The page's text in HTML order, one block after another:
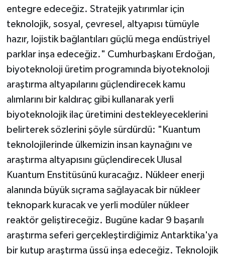
entegre edeceğiz. Stratejik yatırımlar için
teknolojik, sosyal, çevresel, altyapısı tümüyle
hazır, lojistik bağlantıları güçlü mega endüstriyel
parklar inşa edeceğiz." Cumhurbaşkanı Erdoğan,
biyoteknoloji üretim programında biyoteknoloji
araştırma altyapılarını güçlendirecek kamu
alımlarını bir kaldıraç gibi kullanarak yerli
biyoteknolojik ilaç üretimini destekleyeceklerini
belirterek sözlerini şöyle sürdürdü: "Kuantum
teknolojilerinde ülkemizin insan kaynağını ve
araştırma altyapısını güçlendirecek Ulusal
Kuantum Enstitüsünü kuracağız. Nükleer enerji
alanında büyük sıçrama sağlayacak bir nükleer
teknopark kuracak ve yerli modüler nükleer
reaktör geliştireceğiz. Bugüne kadar 9 başarılı
araştırma seferi gerçekleştirdiğimiz Antarktika'ya
bir kutup araştırma üssü inşa edeceğiz. Teknolojik